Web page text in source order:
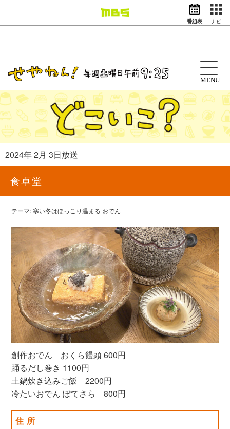
ドラマ
アニメ
動画イズム ニュース
天気・防災 イベント
映画
番組表 ナビ
MENU
2024年 2月 3日放送
食卓堂
テーマ: 寒い冬はほっこり温まる おでん
創作おでん おくら饅頭 600円
踊るだし巻き 1100円
土鍋炊き込みご飯 2200円
冷たいおでん ぽてさら 800円
住所